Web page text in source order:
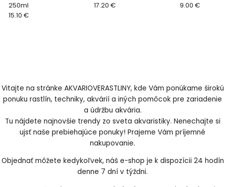
250ml
15.10 €
17.20 €
9.00 €
Vitajte na stránke AKVARIOVERASTLINY, kde Vám ponúkame širokú
ponuku rastlín, techniky, akvárií a iných pomôcok pre zariadenie
a údržbu akvária.
Tu nájdete najnovšie trendy zo sveta akvaristiky. Nenechajte si
ujsť naše prebiehajúce ponuky! Prajeme Vám príjemné
nakupovanie.
Objednať môžete kedykoľvek, náš e-shop je k dispozícii 24 hodín
denne 7 dní v týždni.